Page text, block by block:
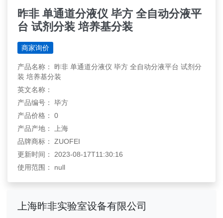
昨非 单通道分液仪 毕方 全自动分液平
台 试剂分装 培养基分装
商家询价
产品名称： 昨非 单通道分液仪 毕方 全自动分液平台 试剂分
装 培养基分装
英文名称：
产品编号： 毕方
产品价格： 0
产品产地： 上海
品牌商标： ZUOFEI
更新时间： 2023-08-17T11:30:16
使用范围： null
上海昨非实验室设备有限公司